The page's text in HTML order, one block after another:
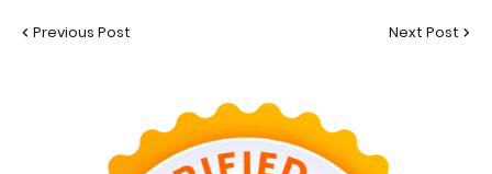
Previous Post Next Post